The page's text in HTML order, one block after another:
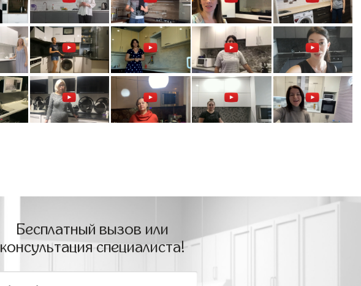
Бесплатный вызов или
консультация специалиста!